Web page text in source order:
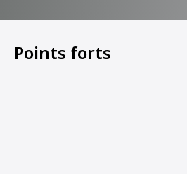
Points forts